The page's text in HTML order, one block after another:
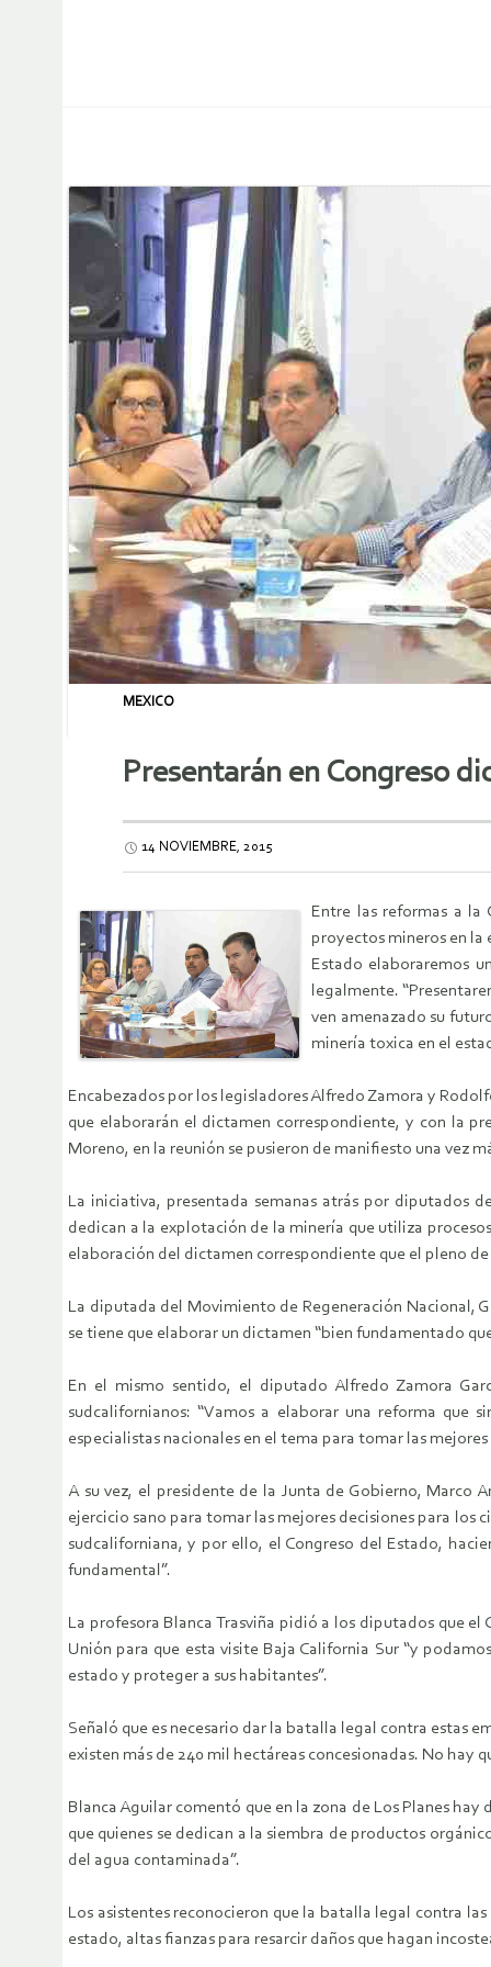
MEXICO
Presentarán en Congreso
14 NOVIEMBRE, 2015
Entre las reformas a
proyectos mineros en la
Estado elaboraremos
legalmente.
ven amenazado su
minería toxica en el
Encabezados por los legisladores Alfredo Zamora y
que elaborarán el dictamen correspondiente, y con la
Moreno, en la reunión se pusieron de manifiesto una vez
La iniciativa, presentada semanas atrás por diputados
dedican a la explotación de la minería que utiliza
elaboración del dictamen correspondiente que el pleno
La diputada del Movimiento de Regeneración Nacional,
se tiene que elaborar un dictamen “bien fundamentado
En el mismo sentido, el diputado Alfredo Zamora
sudcalifornianos: “Vamos a elaborar una reforma que
especialistas nacionales en el tema para tomar las
A su vez, el presidente de la Junta de Gobierno, Marco
ejercicio sano para tomar las mejores decisiones para los
sudcaliforniana, y por ello, el Congreso del Estado,
fundamental”.
La profesora Blanca Trasviña pidió a los diputados que
Unión para que esta visite Baja California Sur “y
estado y proteger a sus habitantes”.
Señaló que es necesario dar la batalla legal contra estas
existen más de 240 mil hectáreas concesionadas. No hay
Blanca Aguilar comentó que en la zona de Los Planes
que quienes se dedican a la siembra de productos
del agua contaminada”.
Los asistentes reconocieron que la batalla legal contra
estado, altas fianzas para resarcir daños que hagan